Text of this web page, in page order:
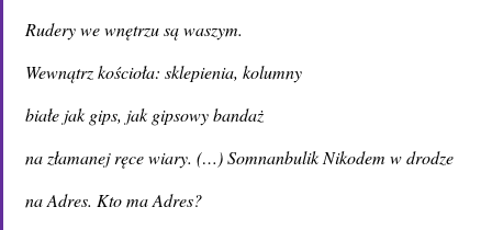
Rudery we wnętrzu są waszym.
Wewnątrz kościoła: sklepienia, kolumny
białe jak gips, jak gipsowy bandaż
na złamanej ręce wiary. (…) Somnanbulik Nikodem w drodze
na Adres. Kto ma Adres?